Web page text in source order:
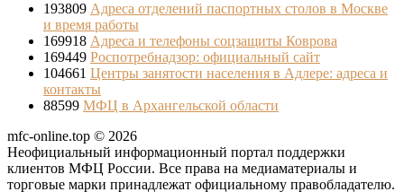
193809 Адреса отделений паспортных столов в Москве
и время работы
169918 Адреса и телефоны соцзащиты Коврова
169449 Роспотребнадзор: официальный сайт
104661 Центры занятости населения в Адлере: адреса и
контакты
88599 МФЦ в Архангельской области
mfc-online.top © 2026
Неофициальный информационный портал поддержки
клиентов МФЦ России. Все права на медиаматериалы и
торговые марки принадлежат официальному правобладателю.